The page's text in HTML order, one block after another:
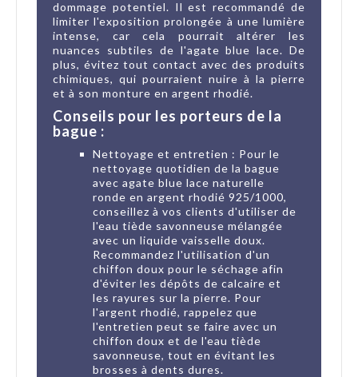
dommage potentiel. Il est recommandé de
limiter l'exposition prolongée à une lumière
intense, car cela pourrait altérer les
nuances subtiles de l'agate blue lace. De
plus, évitez tout contact avec des produits
chimiques, qui pourraient nuire à la pierre
et à son monture en argent rhodié.
Conseils pour les porteurs de la
bague :
Nettoyage et entretien : Pour le
nettoyage quotidien de la bague
avec agate blue lace naturelle
ronde en argent rhodié 925/1000,
conseillez à vos clients d'utiliser de
l'eau tiède savonneuse mélangée
avec un liquide vaisselle doux.
Recommandez l'utilisation d'un
chiffon doux pour le séchage afin
d'éviter les dépôts de calcaire et
les rayures sur la pierre. Pour
l'argent rhodié, rappelez que
l'entretien peut se faire avec un
chiffon doux et de l'eau tiède
savonneuse, tout en évitant les
brosses à dents dures.